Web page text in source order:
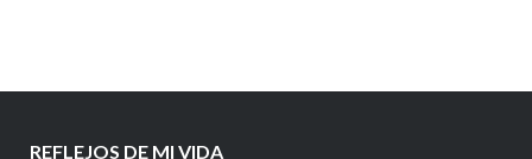
REFLEJOS DE MI VIDA